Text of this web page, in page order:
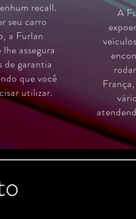
recall.
seu carro
a Furlan
assegura
de garantia
que você
utilizar.
A